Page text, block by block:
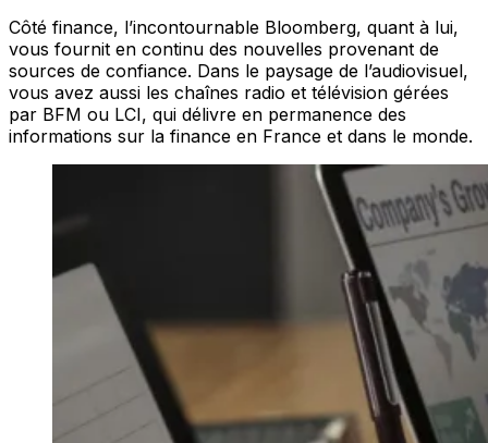
Côté finance, l’incontournable Bloomberg, quant à lui,
vous fournit en continu des nouvelles provenant de
sources de confiance. Dans le paysage de l’audiovisuel,
vous avez aussi les chaînes radio et télévision gérées
par BFM ou LCI, qui délivre en permanence des
informations sur la finance en France et dans le monde.